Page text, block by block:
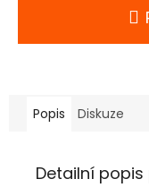
Popis Diskuze
Detailní